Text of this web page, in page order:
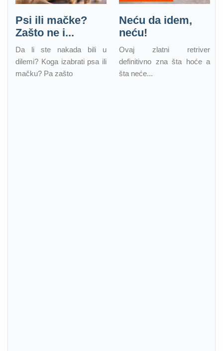
Psi ili mačke?
Zašto ne i...
Da li ste nakada bili u
dilemi? Koga izabrati psa ili
mačku? Pa zašto
Neću da idem,
neću!
Ovaj zlatni retriver
definitivno zna šta hoće a
šta neće...